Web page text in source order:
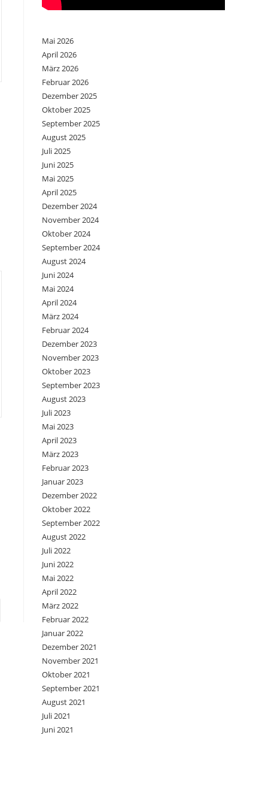
zur nächsten Seite
Mai 2026
April 2026
März 2026
Februar 2026
Dezember 2025
Oktober 2025
September 2025
August 2025
Juli 2025
Juni 2025
Mai 2025
April 2025
Dezember 2024
November 2024
Oktober 2024
September 2024
August 2024
Juni 2024
Mai 2024
April 2024
März 2024
Februar 2024
Dezember 2023
November 2023
Oktober 2023
September 2023
August 2023
Juli 2023
Mai 2023
April 2023
März 2023
Februar 2023
Januar 2023
Dezember 2022
Oktober 2022
September 2022
August 2022
Juli 2022
Juni 2022
Mai 2022
April 2022
März 2022
Februar 2022
Januar 2022
Dezember 2021
November 2021
Oktober 2021
September 2021
August 2021
Juli 2021
Juni 2021